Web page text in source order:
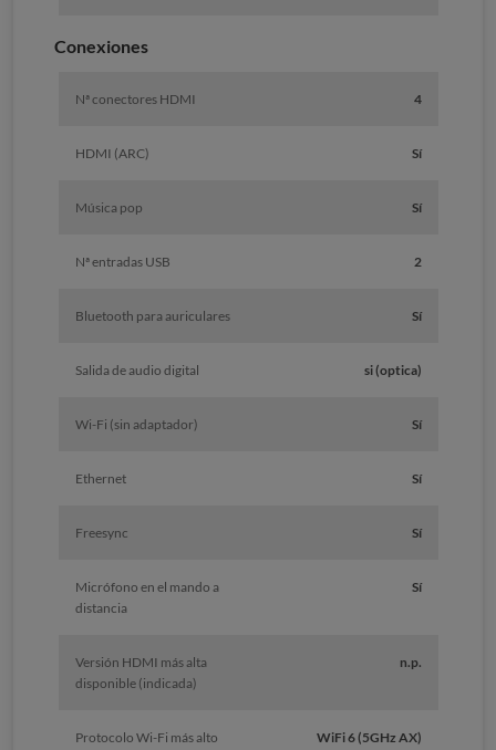
Conexiones
Nª conectores HDMI 4
HDMI (ARC) Sí
Música pop Sí
Nª entradas USB 2
Bluetooth para auriculares Sí
Salida de audio digital si (optica)
Wi-Fi (sin adaptador) Sí
Ethernet Sí
Freesync Sí
Micrófono en el mando a
distancia
Sí
Versión HDMI más alta
disponible (indicada)
n.p.
Protocolo Wi-Fi más alto WiFi 6 (5GHz AX)